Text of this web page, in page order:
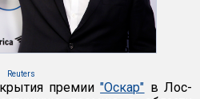
Reuters
премии"Оскар" в Лос-